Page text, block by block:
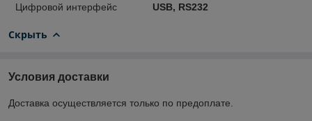
Цифровой интерфейс USB, RS232
Скрыть
Условия доставки
Доставка осуществляется только по предоплате.